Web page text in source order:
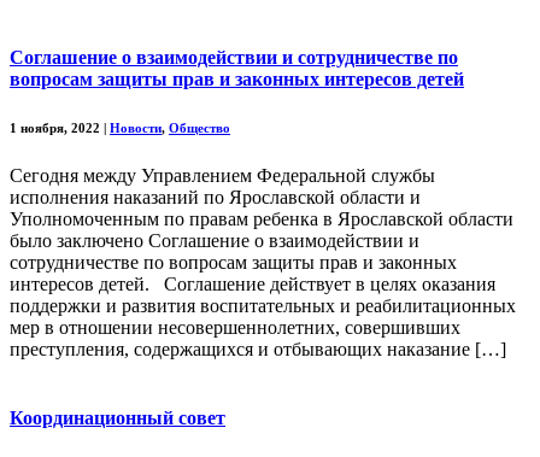
Соглашение о взаимодействии и сотрудничестве по
вопросам защиты прав и законных интересов детей
1 ноября, 2022 | Новости, Общество
Сегодня между Управлением Федеральной службы
исполнения наказаний по Ярославской области и
Уполномоченным по правам ребенка в Ярославской области
было заключено Соглашение о взаимодействии и
сотрудничестве по вопросам защиты прав и законных
интересов детей. Соглашение действует в целях оказания
поддержки и развития воспитательных и реабилитационных
мер в отношении несовершеннолетних, совершивших
преступления, содержащихся и отбывающих наказание […]
Координационный совет